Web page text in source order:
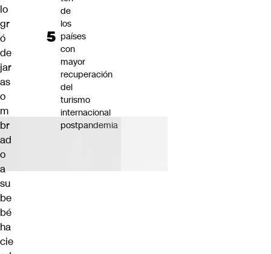
lo
gr
ó
de
jar
as
o
m
br
ad
o
a
su
be
bé
ha
cie
de
los
países
con
mayor
recuperación
del
turismo
internacional
postpandemia